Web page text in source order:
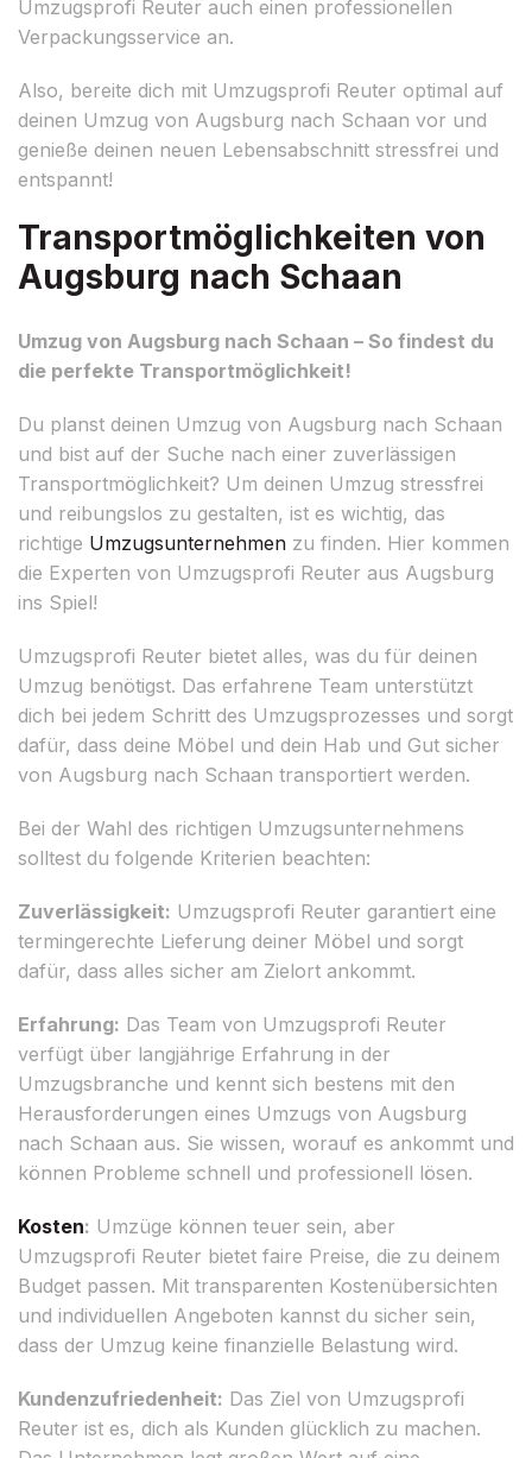
Umzugsprofi Reuter auch einen professionellen
Verpackungsservice an.
Also, bereite dich mit Umzugsprofi Reuter optimal auf
deinen Umzug von Augsburg nach Schaan vor und
genieße deinen neuen Lebensabschnitt stressfrei und
entspannt!
Transportmöglichkeiten von
Augsburg nach Schaan
Umzug von Augsburg nach Schaan – So findest du
die perfekte Transportmöglichkeit!
Du planst deinen Umzug von Augsburg nach Schaan
und bist auf der Suche nach einer zuverlässigen
Transportmöglichkeit? Um deinen Umzug stressfrei
und reibungslos zu gestalten, ist es wichtig, das
richtige Umzugsunternehmen zu finden. Hier kommen
die Experten von Umzugsprofi Reuter aus Augsburg
ins Spiel!
Umzugsprofi Reuter bietet alles, was du für deinen
Umzug benötigst. Das erfahrene Team unterstützt
dich bei jedem Schritt des Umzugsprozesses und sorgt
dafür, dass deine Möbel und dein Hab und Gut sicher
von Augsburg nach Schaan transportiert werden.
Bei der Wahl des richtigen Umzugsunternehmens
solltest du folgende Kriterien beachten:
Zuverlässigkeit: Umzugsprofi Reuter garantiert eine
termingerechte Lieferung deiner Möbel und sorgt
dafür, dass alles sicher am Zielort ankommt.
Erfahrung: Das Team von Umzugsprofi Reuter
verfügt über langjährige Erfahrung in der
Umzugsbranche und kennt sich bestens mit den
Herausforderungen eines Umzugs von Augsburg
nach Schaan aus. Sie wissen, worauf es ankommt und
können Probleme schnell und professionell lösen.
Kosten: Umzüge können teuer sein, aber
Umzugsprofi Reuter bietet faire Preise, die zu deinem
Budget passen. Mit transparenten Kostenübersichten
und individuellen Angeboten kannst du sicher sein,
dass der Umzug keine finanzielle Belastung wird.
Kundenzufriedenheit: Das Ziel von Umzugsprofi
Reuter ist es, dich als Kunden glücklich zu machen.